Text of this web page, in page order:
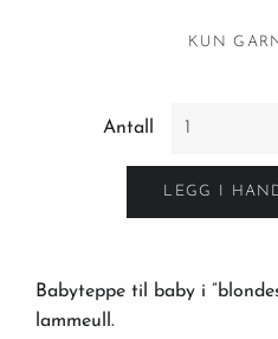
KUN
Antall
LEGG I
Babyteppe til baby i
lammeull.